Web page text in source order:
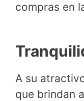
compras en
A su
que brindan